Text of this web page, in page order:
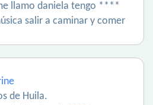
llamo daniela tengo ****
salir a caminar y comer
de Huila.